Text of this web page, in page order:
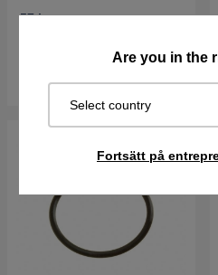
Are you in the
Select country
Fortsätt på
57 kr